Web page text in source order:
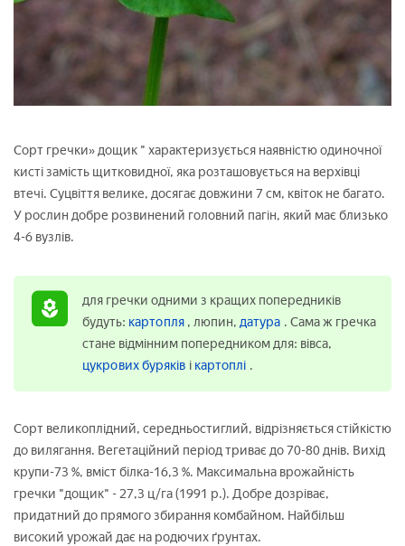
Сорт гречки» дощик " характеризується наявністю одиночної
кисті замість щитковидної, яка розташовується на верхівці
втечі. Суцвіття велике, досягає довжини 7 см, квіток не багато.
У рослин добре розвинений головний пагін, який має близько
4-6 вузлів.
для гречки одними з кращих попередників
будуть: картопля , люпин, датура . Сама ж гречка
стане відмінним попередником для: вівса,
цукрових буряків і картоплі .
Сорт великоплідний, середньостиглий, відрізняється стійкістю
до вилягання. Вегетаційний період триває до 70-80 днів. Вихід
крупи-73 %, вміст білка-16,3 %. Максимальна врожайність
гречки "дощик" - 27,3 ц/га (1991 р.). Добре дозріває,
придатний до прямого збирання комбайном. Найбільш
високий урожай дає на родючих ґрунтах.